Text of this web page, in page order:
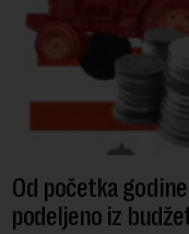
Od početka
podeljeno iz